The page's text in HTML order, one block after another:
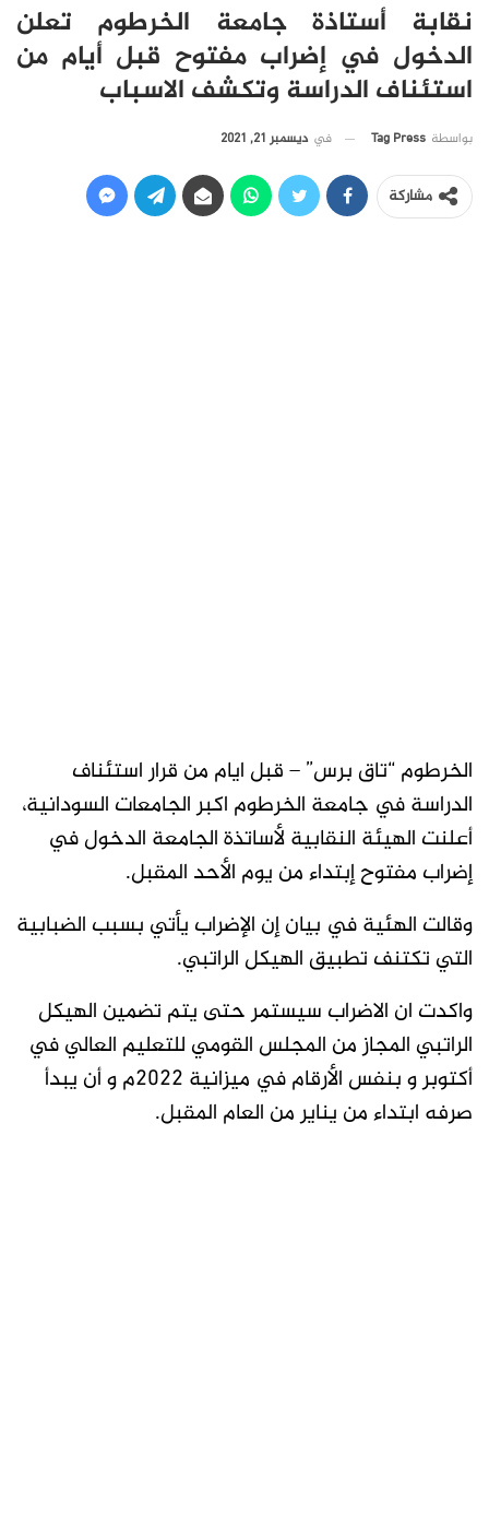
نقابة أستاذة جامعة الخرطوم تعلن
الدخول في إضراب مفتوح قبل أيام من
استئناف الدراسة وتكشف الاسباب
بواسطة Tag Press في ديسمبر 21, 2021
مشاركة
الخرطوم “تاق برس” – قبل ايام من قرار استئناف
الدراسة في جامعة الخرطوم اكبر الجامعات السودانية،
أعلنت الهيئة النقابية لأساتذة الجامعة الدخول في
إضراب مفتوح إبتداء من يوم الأحد المقبل.
وقالت الهئية في بيان إن الإضراب يأتي بسبب الضبابية
التي تكتنف تطبيق الهيكل الراتبي.
واكدت ان الاضراب سيستمر حتى يتم تضمين الهيكل
الراتبي المجاز من المجلس القومي للتعليم العالي في
أكتوبر و بنفس الأرقام في ميزانية 2022م و أن يبدأ
صرفه ابتداء من يناير من العام المقبل.